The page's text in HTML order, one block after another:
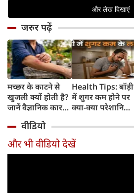
जरुर पढ़ें
मच्छर के काटने से
खुजली क्यों होती है?
जानें वैज्ञानिक कारण
Health Tips: बॉड़ी
में शुगर कम होने पर
क्या-क्या परेशानियां
बातें
वीडियो
और भी वीडियो देखें